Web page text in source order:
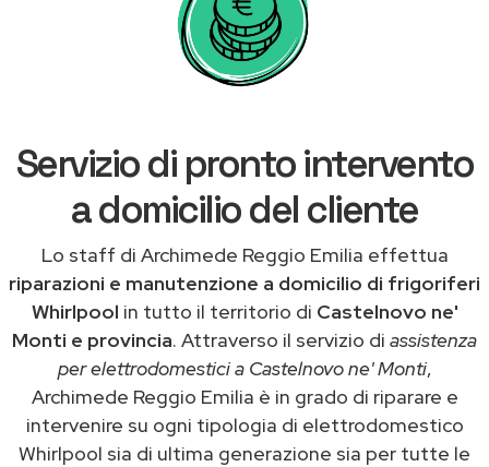
Servizio di pronto intervento
a domicilio del cliente
Lo staff di Archimede Reggio Emilia effettua
riparazioni e manutenzione a domicilio di frigoriferi
Whirlpool in tutto il territorio di Castelnovo ne'
Monti e provincia. Attraverso il servizio di assistenza
per elettrodomestici a Castelnovo ne' Monti,
Archimede Reggio Emilia è in grado di riparare e
intervenire su ogni tipologia di elettrodomestico
Whirlpool sia di ultima generazione sia per tutte le